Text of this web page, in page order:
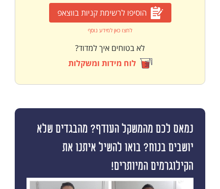
הוסיפו לרשימת קניות בווצאפ
לחצו כאן למידע נוסף
לא בטוחים איך למדוד?
לוח מידות ומשקלות
נמאס לכם מהמשקל העודף? מהבגדים שלא
יושבים בנוח? בואו להשיל איתנו את
הקילוגרמים המיותרים!